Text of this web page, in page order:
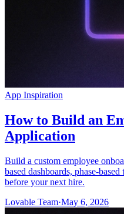
App Inspiration
How to Build an
Application
Build a custom employee
based dashboards, phase-
before your next hire.
Lovable Team·May 6, 2026